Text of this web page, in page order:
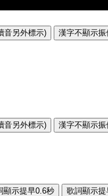
音另外標示) 漢字不顯示振
音另外標示) 漢字不顯示振
顯示提早0.6秒 歌詞顯示